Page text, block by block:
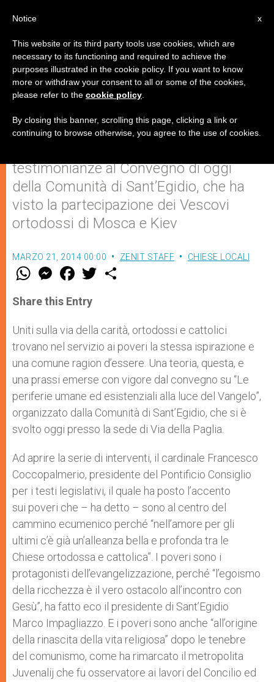
Il servizio ai poveri unisce le
Chiese
testimonianze al Convegno di oggi
della Comunità di Sant’Egidio, che ha
visto la partecipazione dei Vescovi
ortodossi di Mosca e Kiev
MARZO 21, 2014 00:00 ZENIT STAFF CHIESE LOCALI
W
t
s
p
p
M
e
s
e
g
e
r
F
a
e
b
o
k
w
r
Share this Entry
Uniti sulla via della carità, ortodossi e cattolici
trovano nel servizio ai poveri la stessa ispirazione e
una comune ragion d’essere. Una teoria, questa, e
una prassi emerse con vigore dal convegno su “Le
periferie umane ed esistenziali alla luce del Vangelo”,
organizzato dalla Comunità di Sant’Egidio, che si è
svolto oggi presso la sede di Via della Paglia.
Ad aprire la serie di interventi, il cardinale Francesco
Coccopalmerio, presidente del Pontificio Consiglio
per i testi legislativi, il quale ha posto l’accento
sui poveri che – ha detto – sono al centro del
cammino ecumenico perché “nell’amore per gli
ultimi c’è già un’alleanza bella e profonda tra le
Chiese ortodossa e cattolica”. I poveri sono i
protagonisti dell’evangelizzazione, perché “l’egoismo
della ricchezza è il vero ostacolo all’incontro con
Gesù”, ha fatto eco il presidente di Sant’Egidio
Marco Impagliazzo. E i poveri sono anche “all’origine
della rinascita della vita religiosa” dopo le tenebre
del comunismo, come ha rimarcato il metropolita
Juvenalij che fu osservatore ai lavori del Concilio ed
x
Notice
This website or its third party tools use cookies, which are
necessary to its functioning and required to achieve the
purposes illustrated in the cookie policy. If you want to know
more or withdraw your consent to all or some of the cookies,
please refer to the cookie policy
By closing this banner, scrolling this page, clicking a link or
continuing to browse otherwise, you agree to the use of cookies.